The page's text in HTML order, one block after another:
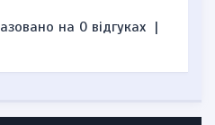
на 0 відгуках |